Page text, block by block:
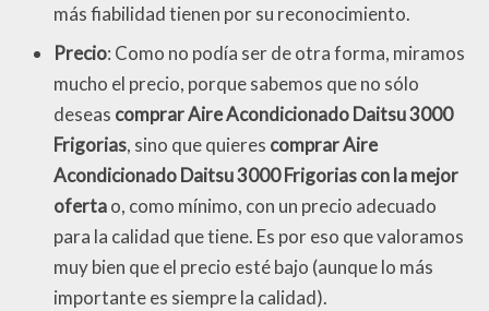
más fiabilidad tienen por su reconocimiento.
Precio: Como no podía ser de otra forma, miramos
mucho el precio, porque sabemos que no sólo
deseas comprar Aire Acondicionado Daitsu 3000
Frigorias, sino que quieres comprar Aire
Acondicionado Daitsu 3000 Frigorias con la mejor
ofertao, como mínimo, con un precio adecuado
para la calidad que tiene. Es por eso que valoramos
muy bien que el precio esté bajo (aunque lo más
importante es siempre la calidad).